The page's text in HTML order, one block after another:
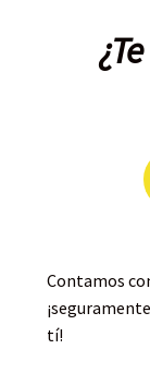
Contamos
tí!